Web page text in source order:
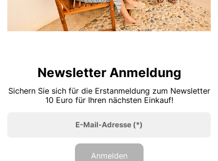
Newsletter Anmeldung
Sichern Sie sich für die Erstanmeldung zum Newsletter
10 Euro für Ihren nächsten Einkauf!
E-Mail-Adresse (*)
Anmelden